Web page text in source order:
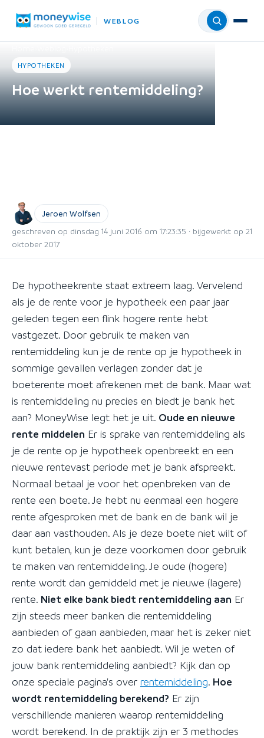
WEBLOG Menu
HYPOTHEKEN
Hoe werkt rentemiddeling?
Jeroen Wolfsen
geschreven op dinsdag 14 juni 2016 om 17:23:35 · bijgewerkt op 21
oktober 2017
De hypotheekrente staat extreem laag. Vervelend
als je de rente voor je hypotheek een paar jaar
geleden tegen een flink hogere rente hebt
vastgezet. Door gebruik te maken van
rentemiddeling kun je de rente op je hypotheek in
sommige gevallen verlagen zonder dat je
boeterente moet afrekenen met de bank. Maar wat
is rentemiddeling nu precies en biedt je bank het
aan? MoneyWise legt het je uit. Oude en nieuwe
rente middelen Er is sprake van rentemiddeling als
je de rente op je hypotheek openbreekt en een
nieuwe rentevast periode met je bank afspreekt.
Normaal betaal je voor het openbreken van de
rente een boete. Je hebt nu eenmaal een hogere
rente afgesproken met de bank en de bank wil je
daar aan vasthouden. Als je deze boete niet wilt of
kunt betalen, kun je deze voorkomen door gebruik
te maken van rentemiddeling. Je oude (hogere)
rente wordt dan gemiddeld met je nieuwe (lagere)
rente. Niet elke bank biedt rentemiddeling aan Er
zijn steeds meer banken die rentemiddeling
aanbieden of gaan aanbieden, maar het is zeker niet
zo dat iedere bank het aanbiedt. Wil je weten of
jouw bank rentemiddeling aanbiedt? Kijk dan op
onze speciale pagina's over rentemiddeling. Hoe
wordt rentemiddeling berekend? Er zijn
verschillende manieren waarop rentemiddeling
wordt berekend. In de praktijk zijn er 3 methodes